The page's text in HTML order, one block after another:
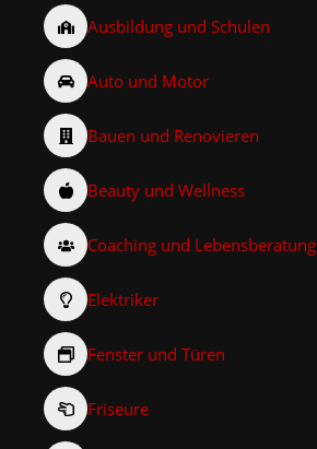
Ausbildung und Schulen
Auto und Motor
Bauen und Renovieren
Beauty und Wellness
Coaching und Lebensberatung
Elektriker
Fenster und Türen
Friseure